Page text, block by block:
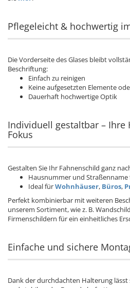
Pflegeleicht & hochwertig
Die Vorderseite des Glases bleibt
Beschriftung:
Einfach zu reinigen
Keine aufgesetzten Elemente
Dauerhaft hochwertige Optik
Individuell gestaltbar – Ihre
Fokus
Gestalten Sie Ihr Fahnenschild ganz
Hausnummer und Straßenname
Ideal fürWohnhäuser, Büros,
Perfekt kombinierbar mit weiteren
unserem Sortiment, wie z. B.
Firmenschildern für ein einheitliches
Einfache und sichere
Dank der durchdachten Halterung lässt